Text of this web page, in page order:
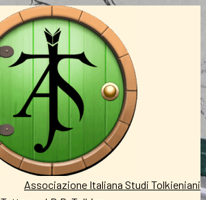
Associazione Italiana Studi Tolkieniani